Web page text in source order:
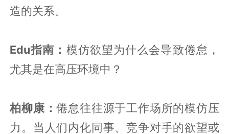
造的关系。
Edu指南： 模仿欲望为什么会导致倦怠，
尤其是在高压环境中？
柏柳康：倦怠往往源于工作场所的模仿压
力。当人们内化同事、竞争对手的欲望或